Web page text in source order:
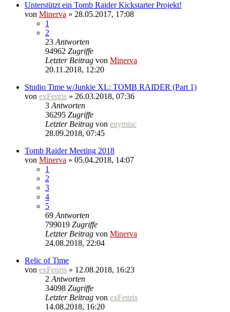
Unterstützt ein Tomb Raider Kickstarter Projekt!
von Minerva » 28.05.2017, 17:08
1
2
23 Antworten
94962 Zugriffe
Letzter Beitrag von Minerva
20.11.2018, 12:20
Studio Time w/Junkie XL: TOMB RAIDER (Part 1)
von exFenris » 26.03.2018, 07:36
3 Antworten
36295 Zugriffe
Letzter Beitrag von enymisc
28.09.2018, 07:45
Tomb Raider Meeting 2018
von Minerva » 05.04.2018, 14:07
1
2
3
4
5
69 Antworten
799019 Zugriffe
Letzter Beitrag von Minerva
24.08.2018, 22:04
Relic of Time
von exFenris » 12.08.2018, 16:23
2 Antworten
34098 Zugriffe
Letzter Beitrag von exFenris
14.08.2018, 16:20